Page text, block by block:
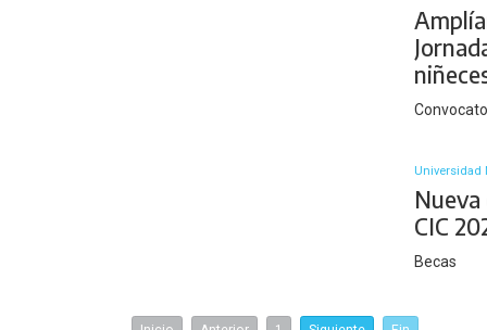
Universidad
CIC
Becas